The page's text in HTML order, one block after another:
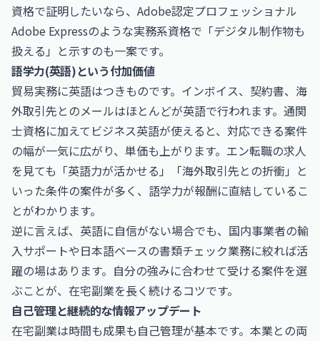
資格で証明したいなら、 Adobe認定プロフェッショナル
Adobe Expressのような実務系資格で「デジタル制作物も
扱える」と示すのも一案です。
語学力(英語)という付加価値
貿易実務に英語はつきものです。インボイス、契約書、海
外取引先とのメールはほとんどが英語で行われます。通関
士資格に加えてビジネス英語が使えると、対応できる案件
の幅が一気に広がり、単価も上がります。エン転職の求人
を見ても「英語力が活かせる」「海外取引先との折衝」と
いった条件の案件が多く、語学力が報酬に直結しているこ
とがわかります。
逆に言えば、英語に自信がない場合でも、国内事業者の輸
入サポートや日本語ベースの書類チェック業務に絞れば活
躍の場はあります。自分の強みに合わせて受ける案件を選
ぶことが、在宅副業を長く続けるコツです。
自己管理と継続的な情報アップデート
在宅副業は時間も成果も自己管理が基本です。本業との両